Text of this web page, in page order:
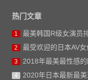
热门文章
1 最美韩国R级女演员
2 最受欢迎的日本AV
3 2018年最美最性感
4 2020年日本最新最